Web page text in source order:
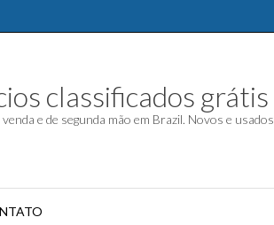
classificados grátis
e de segunda mão em Brazil. Novos e usados